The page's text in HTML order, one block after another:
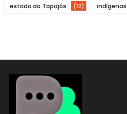
estado do Tapajós (12) indígenas